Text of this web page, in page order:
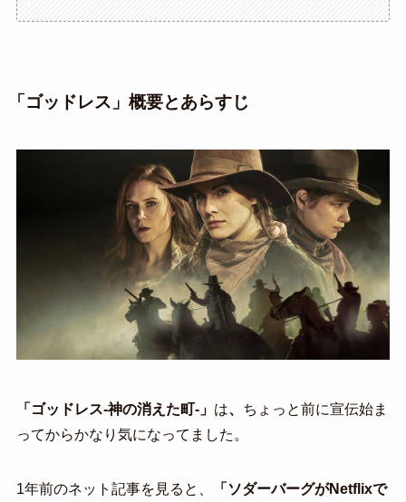
「ゴッドレス」概要とあらすじ
「ゴッドレス-神の消えた町-」 は、 ちょっと前に宣伝始ま
ってからかなり気になってました。
1年前のネット記事を見ると、
「ソダーバーグがNetflixで